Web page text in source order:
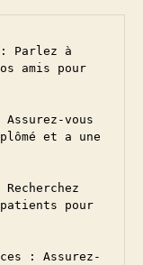
: Parlez à
amis pour
vous
et a une
pour
: Assurez-